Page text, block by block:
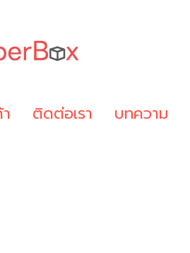
ติดต่อเรา บทความ